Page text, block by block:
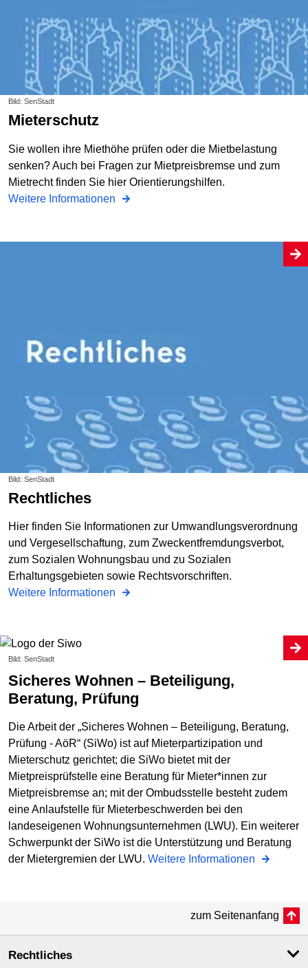
Bild: SenStadt
Mieterschutz
Sie wollen ihre Miethöhe prüfen oder die Mietbelastung
senken? Auch bei Fragen zur Mietpreisbremse und zum
Mietrecht finden Sie hier Orientierungshilfen.
Weitere Informationen
Bild: SenStadt
Rechtliches
Hier finden Sie Informationen zur Umwandlungsverordnung
und Vergesell­schaftung, zum Zweckentfremdungsverbot,
zum Sozialen Wohnungsbau und zu Sozialen
Erhaltungsgebieten sowie Rechtsvorschriften.
Weitere Informationen
Bild: SenStadt
Sicheres Wohnen – Beteiligung,
Beratung, Prüfung
Die Arbeit der „Sicheres Wohnen – Beteiligung, Beratung,
Prüfung - AöR“ (SiWo) ist auf Mieterpartizipation und
Mieterschutz gerichtet; die SiWo bietet mit der
Mietpreisprüfstelle eine Beratung für Mieter*innen zur
Mietpreisbremse an; mit der Ombudsstelle besteht zudem
eine Anlaufstelle für Mieterbeschwerden bei den
landeseigenen Wohnungsunternehmen (LWU). Ein weiterer
Schwerpunkt der SiWo ist die Unterstützung und Beratung
der Mietergremien der LWU. Weitere Informationen
zum Seitenanfang
Rechtliches